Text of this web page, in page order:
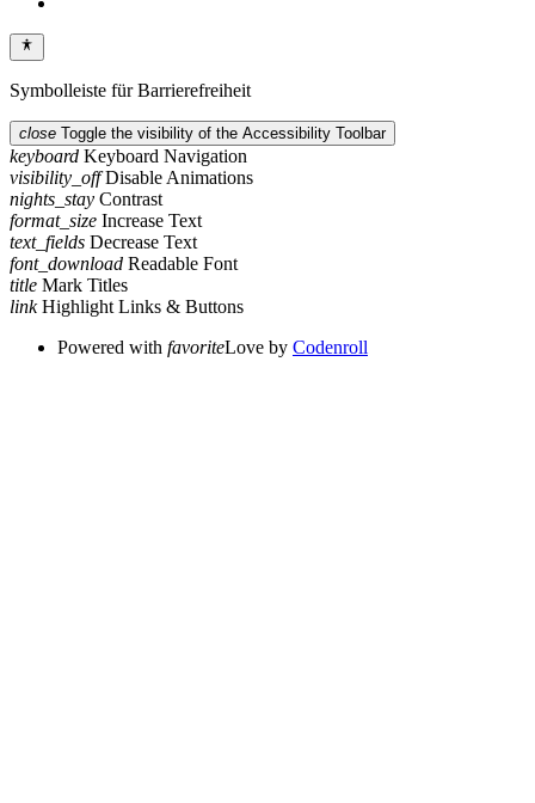
Symbolleiste für Barrierefreiheit
close Toggle the visibility of the Accessibility Toolbar
keyboard Keyboard Navigation
visibility_off Disable Animations
nights_stay Contrast
format_size Increase Text
text_fields Decrease Text
font_download Readable Font
title Mark Titles
link Highlight Links & Buttons
Powered with favoriteLove by Codenroll